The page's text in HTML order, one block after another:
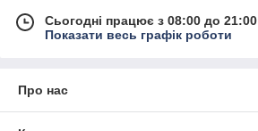
Сьогодні працює з 08:00 до 21:00
Показати весь графік роботи
Про нас